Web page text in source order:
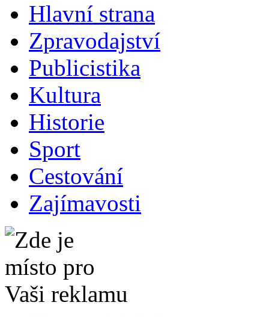
Hlavní strana
Zpravodajství
Publicistika
Kultura
Historie
Sport
Cestování
Zajímavosti